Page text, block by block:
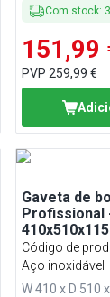
Com stock: 3
151,99
PVP259,99 €
Gaveta de
Profissional
Código de
Aço inoxidável
W 410 x D 510